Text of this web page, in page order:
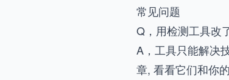
常见问题
Q，用检测工具改
A，工具只能解决
章, 看看它们和你